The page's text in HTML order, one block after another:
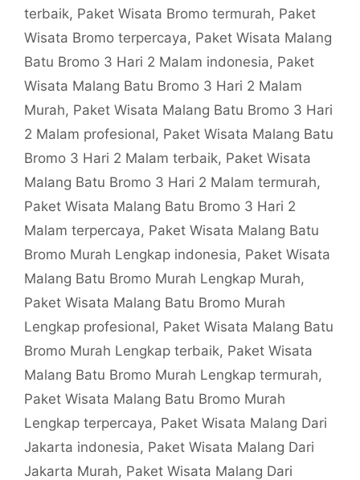
terbaik, Paket Wisata Bromo termurah, Paket
Wisata Bromo terpercaya, Paket Wisata Malang
Batu Bromo 3 Hari 2 Malam indonesia, Paket
Wisata Malang Batu Bromo 3 Hari 2 Malam
Murah, Paket Wisata Malang Batu Bromo 3 Hari
2 Malam profesional, Paket Wisata Malang Batu
Bromo 3 Hari 2 Malam terbaik, Paket Wisata
Malang Batu Bromo 3 Hari 2 Malam termurah,
Paket Wisata Malang Batu Bromo 3 Hari 2
Malam terpercaya, Paket Wisata Malang Batu
Bromo Murah Lengkap indonesia, Paket Wisata
Malang Batu Bromo Murah Lengkap Murah,
Paket Wisata Malang Batu Bromo Murah
Lengkap profesional, Paket Wisata Malang Batu
Bromo Murah Lengkap terbaik, Paket Wisata
Malang Batu Bromo Murah Lengkap termurah,
Paket Wisata Malang Batu Bromo Murah
Lengkap terpercaya, Paket Wisata Malang Dari
Jakarta indonesia, Paket Wisata Malang Dari
Jakarta Murah, Paket Wisata Malang Dari